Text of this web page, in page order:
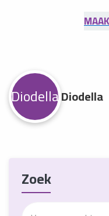
DiodellaDiodella
Zoek